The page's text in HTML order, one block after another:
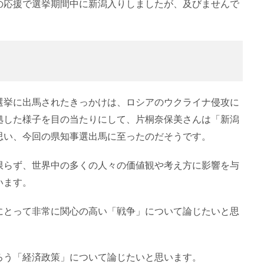
援で選挙期間中に新潟入りしましたが、及びませんで
に出馬されたきっかけは、ロシアのウクライナ侵攻に
た様子を目の当たりにして、片桐奈保美さんは「新潟
、今回の県知事選出馬に至ったのだそうです。
ず、世界中の多くの人々の価値観や考え方に影響を与
す。
って非常に関心の高い「戦争」について論じたいと思
「経済政策」について論じたいと思います。